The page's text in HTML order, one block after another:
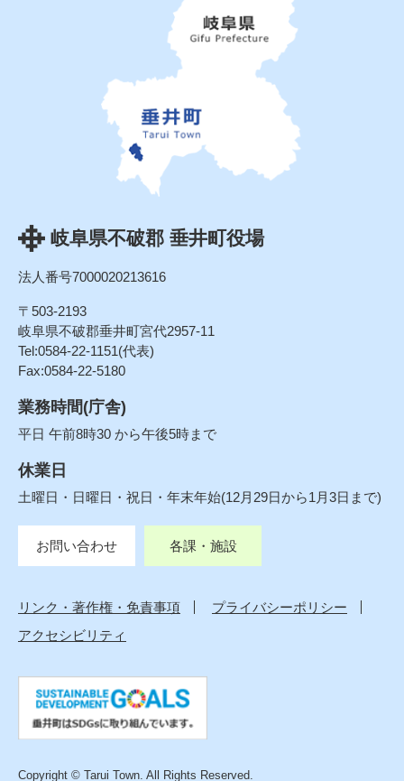
岐阜県不破郡 垂井町役場
法人番号7000020213616
〒503-2193
岐阜県不破郡垂井町宮代2957-11
Tel:0584-22-1151(代表)
Fax:0584-22-5180
業務時間(庁舎)
平日 午前8時30 から午後5時まで
休業日
土曜日・日曜日・祝日・年末年始(12月29日から1月3日まで)
お問い合わせ 各課・施設
リンク・著作権・免責事項
プライバシーポリシー
アクセシビリティ
Copyright © Tarui Town. All Rights Reserved.